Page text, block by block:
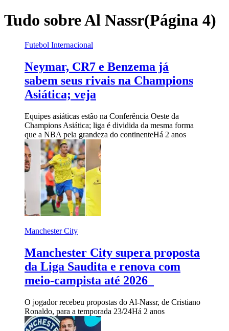
Tudo sobreAl Nassr(Página 4)
Futebol Internacional
Neymar, CR7 e Benzema já
sabem seus rivais na Champions
Asiática; veja
Equipes asiáticas estão na Conferência Oeste da
Champions Asiática; liga é dividida da mesma forma
que a NBA pela grandeza do continenteHá 2 anos
Manchester City
Manchester City supera proposta
da Liga Saudita e renova com
meio-campista até 2026
O jogador recebeu propostas do Al-Nassr, de Cristiano
Ronaldo, para a temporada 23/24Há 2 anos